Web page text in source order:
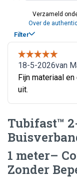
Tubifast™
1 meter–
Zonder